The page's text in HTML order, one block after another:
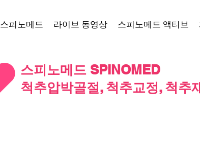
스피노메드 라이브 동영상 스피노메드 액티브
스피노메드 SPINOMED
척추압박골절, 척추교정, 척추